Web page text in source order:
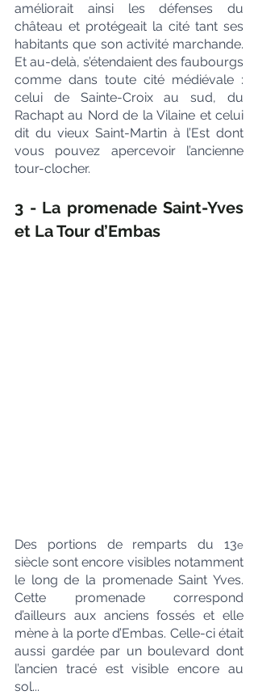
améliorait ainsi les défenses du
château et protégeait la cité tant ses
habitants que son activité marchande.
Et au-delà, s’étendaient des faubourgs
comme dans toute cité médiévale :
celui de Sainte-Croix au sud, du
Rachapt au Nord de la Vilaine et celui
dit du vieux Saint-Martin à l’Est dont
vous pouvez apercevoir l’ancienne
tour-clocher.
3 - La promenade Saint-Yves
et La Tour d’Embas
Des portions de remparts du 13e
siècle sont encore visibles notamment
le long de la promenade Saint Yves.
Cette promenade correspond
d’ailleurs aux anciens fossés et elle
mène à la porte d’Embas. Celle-ci était
aussi gardée par un boulevard dont
l’ancien tracé est visible encore au
sol...